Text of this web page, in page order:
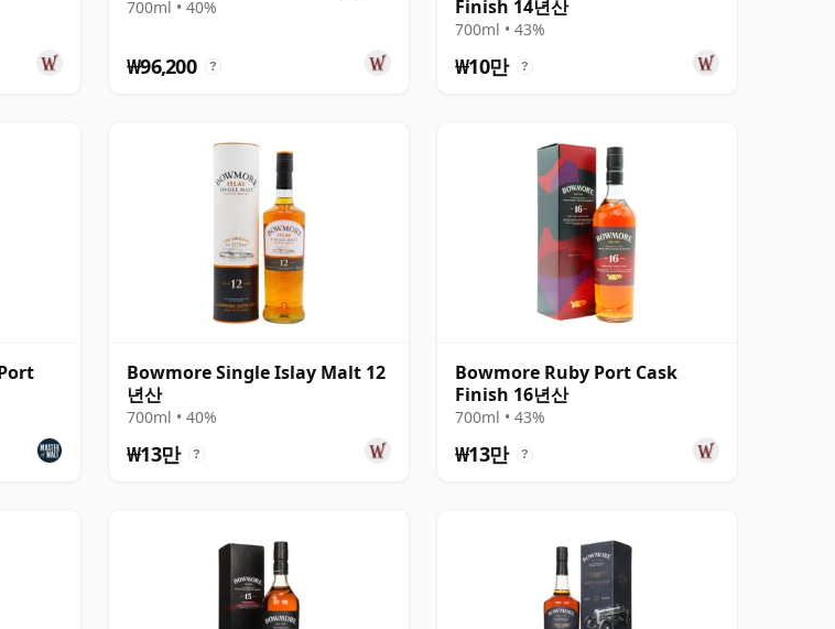
700ml • 40%
₩96,200 ?
Finish 14년산
700ml • 43%
₩10만 ?
Bowmore Single Islay Malt 12
년산
700ml • 40%
₩13만 ?
Bowmore Ruby Port Cask
Finish 16년산
700ml • 43%
₩13만 ?